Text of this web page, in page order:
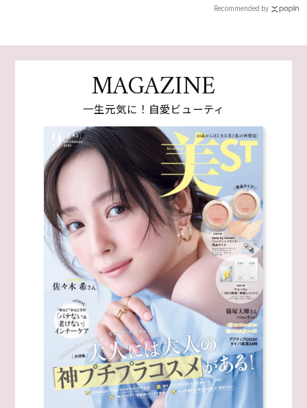
Recommended by
MAGAZINE
一生元気に！自愛ビューティ